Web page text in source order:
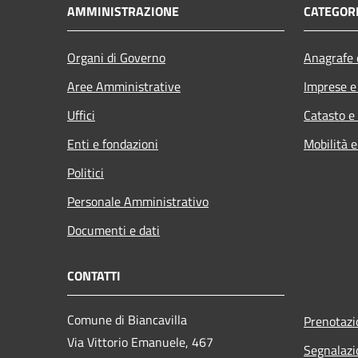
AMMINISTRAZIONE
Organi di Governo
Aree Amministrative
Uffici
Enti e fondazioni
Politici
Personale Amministrativo
Documenti e dati
Imprese
Catasto
Mobilità
CONTATTI
Comune di Biancavilla
Via Vittorio Emanuele, 467